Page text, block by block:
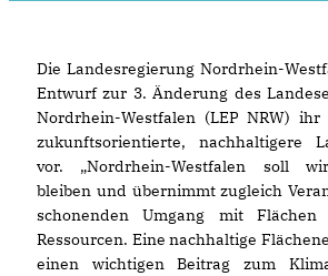
Die Landesregierung Nordrhein-
Entwurf zur 3. Änderung des
Nordrhein-Westfalen (LEP NRW)
zukunftsorientierte, nachhaltigere
vor. „Nordrhein-Westfalen soll
bleiben und übernimmt zugleich
schonenden Umgang mit
Ressourcen. Eine nachhaltige
einen wichtigen Beitrag zum